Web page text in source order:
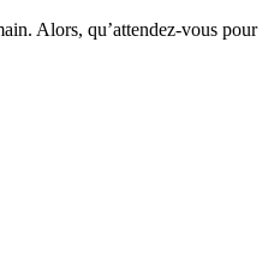
Alors, qu’attendez-vous pour